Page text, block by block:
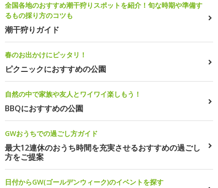
全国各地のおすすめ潮干狩りスポットを紹介！旬な時期や準備す
るもの採り方のコツも
潮干狩りガイド
春のお出かけにピッタリ！
ピクニックにおすすめの公園
自然の中で家族や友人とワイワイ楽しもう！
BBQにおすすめの公園
GWおうちでの過ごし方ガイド
最大12連休のおうち時間を充実させるおすすめの過ごし
方をご提案
日付からGW(ゴールデンウィーク)のイベントを探す